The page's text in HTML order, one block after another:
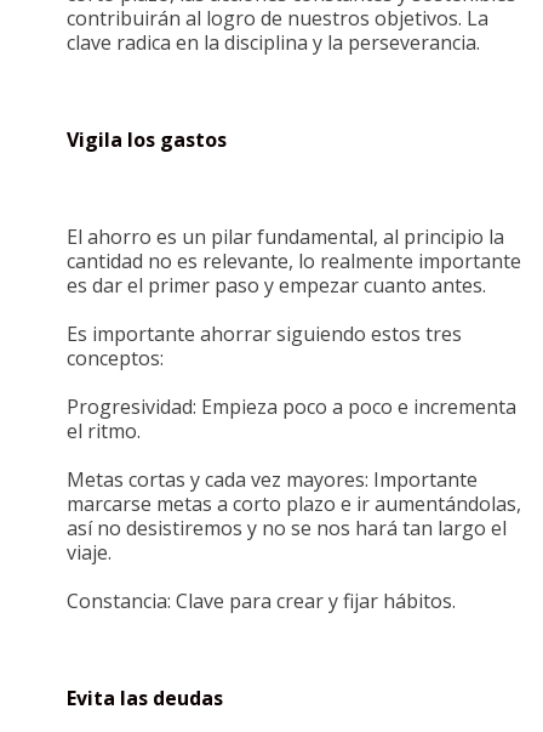
contribuirán al logro de nuestros objetivos. La
clave radica en la disciplina y la perseverancia.
Vigila los gastos
El ahorro es un pilar fundamental, al principio la
cantidad no es relevante, lo realmente importante
es dar el primer paso y empezar cuanto antes.
Es importante ahorrar siguiendo estos tres
conceptos:
Progresividad: Empieza poco a poco e incrementa
el ritmo.
Metas cortas y cada vez mayores: Importante
marcarse metas a corto plazo e ir aumentándolas,
así no desistiremos y no se nos hará tan largo el
viaje.
Constancia: Clave para crear y fijar hábitos.
Evita las deudas